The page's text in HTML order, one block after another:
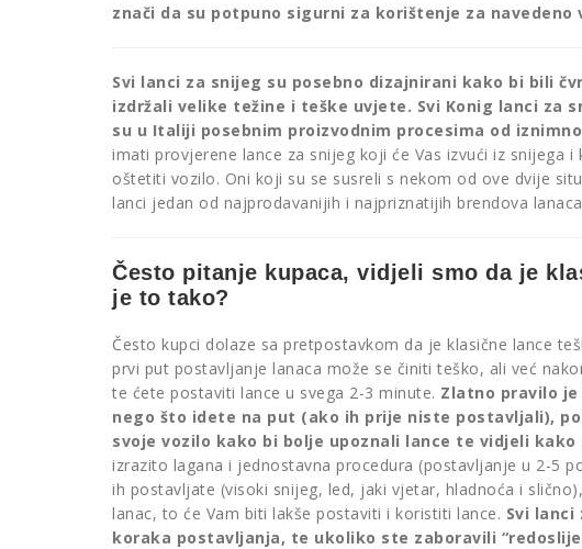
znači da su potpuno sigurni za korištenje za navedeno
Svi lanci za snijeg su posebno dizajnirani kako bi bili
izdržali velike težine i teške uvjete. Svi Konig lanci za
su u Italiji posebnim proizvodnim procesima od
imati provjerene lance za snijeg koji će Vas izvući iz snijega
oštetiti vozilo. Oni koji su se susreli s nekom od ove dvije
lanci jedan od najprodavanijih i najpriznatijih brendova
Često pitanje kupaca, vidjeli smo da je
je to tako?
Često kupci dolaze sa pretpostavkom da je klasične lance
prvi put postavljanje lanaca može se činiti teško, ali već
te ćete postaviti lance u svega 2-3 minute. Zlatno pravilo
nego što idete na put (ako ih prije niste postavljali),
svoje vozilo kako bi bolje upoznali lance te vidjeli
izrazito lagana i jednostavna procedura (postavljanje u 2-5
ih postavljate (visoki snijeg, led, jaki vjetar, hladnoća i
lanac, to će Vam biti lakše postaviti i koristiti lance. Svi
koraka postavljanja, te ukoliko ste zaboravili